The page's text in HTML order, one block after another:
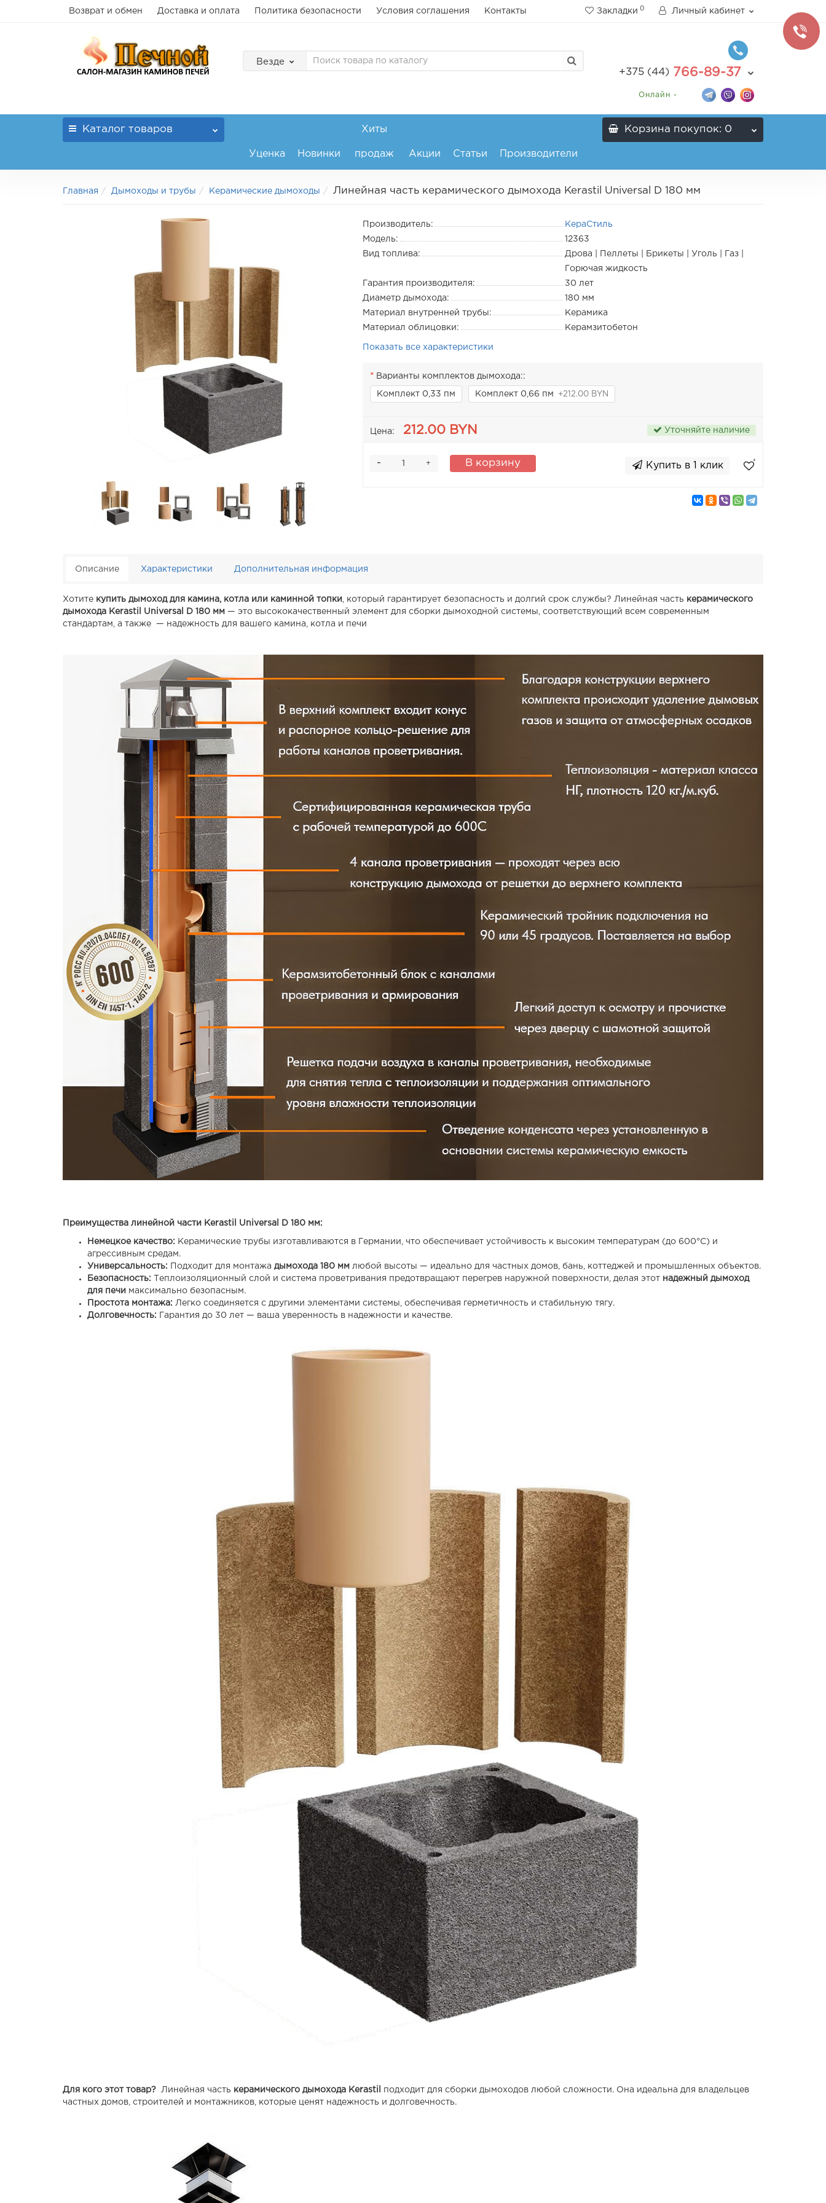
Возврат и обмен Доставка и оплата Политика безопасности Условия соглашения Контакты Закладки 0 Личный кабинет
Везде
+375 (44) 766-89-37
Онлайн -
Каталог товаров
Уценка Новинки
Хиты
продаж Акции Статьи Производители
Корзина покупок: 0
Главная Дымоходы и трубы Керамические дымоходы Линейная часть керамического дымохода Kerastil Universal D 180 мм
Производитель:
КераСтиль
Модель:
12363
Вид топлива:
Дрова | Пеллеты | Брикеты | Уголь | Газ |
Горючая жидкость
Гарантия производителя:
30 лет
Диаметр дымохода:
180 мм
Материал внутренней трубы:
Керамика
Материал облицовки:
Керамзитобетон
Показать все характеристики
Варианты комплектов дымохода::
Комплект 0,33 пм Комплект 0,66 пм +212.00 BYN
Цена: 212.00 BYN Уточняйте наличие
+
- В корзину Купить в 1 клик
Описание Характеристики Дополнительная информация
Хотите купить дымоход для камина, котла или каминной топки , который гарантирует безопасность и долгий срок службы? Линейная часть керамического
дымохода Kerastil Universal D 180 мм — это высококачественный элемент для сборки дымоходной системы, соответствующий всем современным
стандартам, а также — надежность для вашего камина, котла и печи
Преимущества линейной части Kerastil Universal D 180 мм:
Немецкое качество: Керамические трубы изготавливаются в Германии, что обеспечивает устойчивость к высоким температурам (до 600°C) и
агрессивным средам.
Универсальность: Подходит для монтажа дымохода 180 мм любой высоты — идеально для частных домов, бань, коттеджей и промышленных объектов.
Безопасность:
Теплоизоляционный слой и система проветривания предотвращают перегрев наружной поверхности, делая этот надежный дымоход
для печи максимально безопасным.
Простота монтажа: Легко соединяется с другими элементами системы, обеспечивая герметичность и стабильную тягу.
Долговечность:
Гарантия до 30 лет — ваша уверенность в надежности и качестве.
Для кого этот товар? Линейная часть керамического дымохода Kerastil
подходит для сборки дымоходов любой сложности. Она идеальна для владельцев
частных домов, строителей и монтажников, которые ценят надежность и долговечность.